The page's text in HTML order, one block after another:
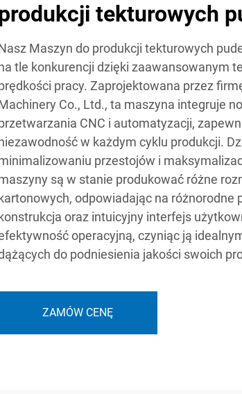
tekturowych
Maszyn do produkcji tekturowych
tle konkurencji dzięki zaawansowanym
pracy. Zaprojektowana przez
Co., Ltd., ta maszyna integruje
CNC i automatyzacji,
w każdym cyklu produkcji.
przestojów i
są w stanie produkować różne
kartonowych, odpowiadając na różnorodne
konstrukcja oraz intuicyjny interfejs
operacyjną, czyniąc ją
do podniesienia jakości swoich
ZAMÓW CENĘ